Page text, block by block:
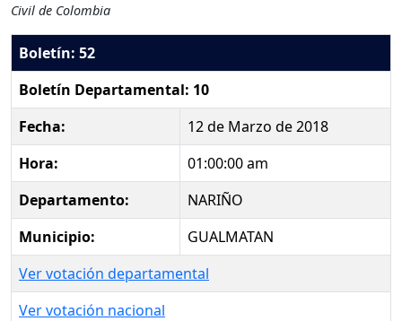
Civil de Colombia
Boletín: 52
Boletín Departamental: 10
Fecha:
12 de Marzo de 2018
Hora:
01:00:00 am
Departamento:
NARIÑO
Municipio:
GUALMATAN
Ver votación departamental
Ver votación nacional